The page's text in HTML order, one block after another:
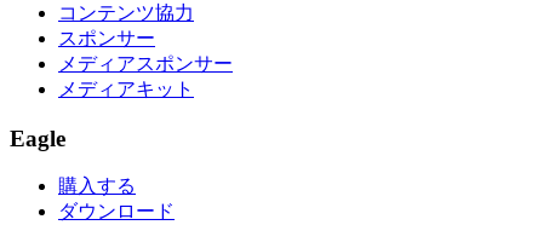
コンテンツ協力
スポンサー
メディアスポンサー
メディアキット
Eagle
購入する
ダウンロード